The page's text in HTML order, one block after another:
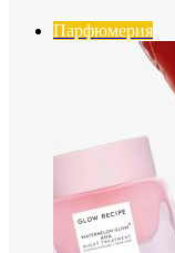
Парфюмерия